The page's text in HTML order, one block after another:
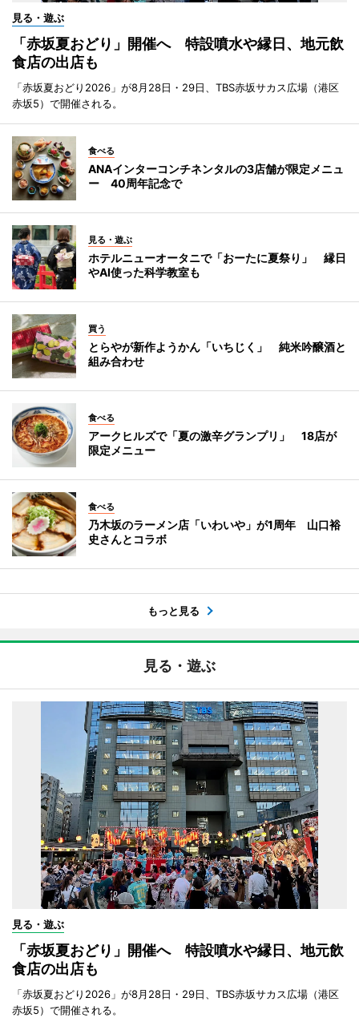
見る・遊ぶ
「赤坂夏おどり」開催へ 特設噴水や縁日、地元飲
食店の出店も
「赤坂夏おどり2026」が8月28日・29日、TBS赤坂サカス広場（港区
赤坂5）で開催される。
食べる
ANAインターコンチネンタルの3店舗が限定メニュ
ー 40周年記念で
見る・遊ぶ
ホテルニューオータニで「おーたに夏祭り」 縁日
やAI使った科学教室も
買う
とらやが新作ようかん「いちじく」 純米吟醸酒と
組み合わせ
食べる
アークヒルズで「夏の激辛グランプリ」 18店が
限定メニュー
食べる
乃木坂のラーメン店「いわいや」が1周年 山口裕
史さんとコラボ
もっと見る
見る・遊ぶ
見る・遊ぶ
「赤坂夏おどり」開催へ 特設噴水や縁日、地元飲
食店の出店も
「赤坂夏おどり2026」が8月28日・29日、TBS赤坂サカス広場（港区
赤坂5）で開催される。